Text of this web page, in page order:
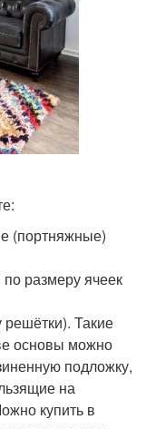
(портняжные)
размеру ячеек
решётки). Такие
основы можно
подложку,
на
купить в